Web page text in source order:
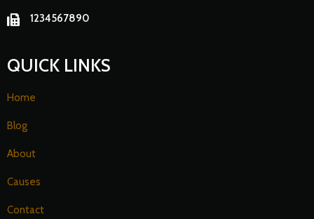
1234567890
QUICK LINKS
Home
Blog
About
Causes
Contact